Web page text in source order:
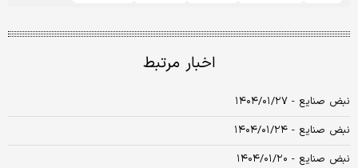
اخبار مرتبط
نبض صنایع - ۱۴۰۴/۰۱/۲۷
نبض صنایع - ۱۴۰۴/۰۱/۲۴
نبض صنایع - ۱۴۰۴/۰۱/۲۰